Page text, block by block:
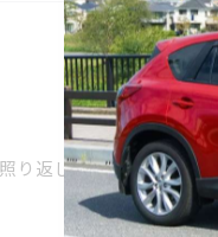
カーフィルムで照り返し防止を埼玉県で叶える施工料金と適法性の徹底解説